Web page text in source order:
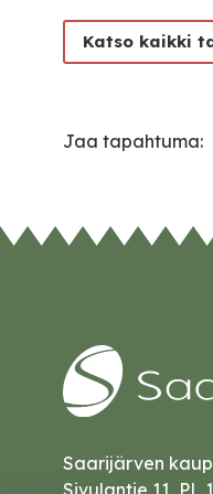
Katso kaikki
Jaa tapahtuma:
Saarijärven
Sivulantie 11, PL